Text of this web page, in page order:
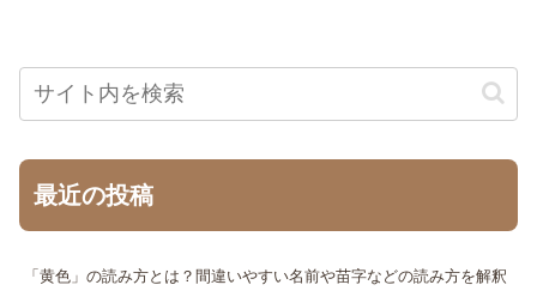
最近の投稿
「黄色」の読み方とは？間違いやすい名前や苗字などの読み方を解釈